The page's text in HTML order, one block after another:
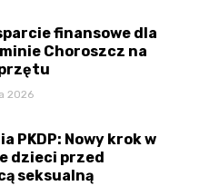
finansowe dla
Choroszcz na
2026
PKDP: Nowy krok w
dzieci przed
seksualną